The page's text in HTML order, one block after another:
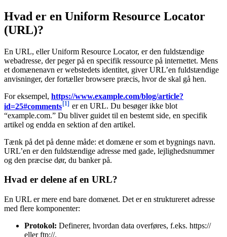
Hvad er en Uniform Resource Locator
(URL)?
En URL, eller Uniform Resource Locator, er den fuldstændige
webadresse, der peger på en specifik ressource på internettet. Mens
et domænenavn er webstedets identitet, giver URL’en fuldstændige
anvisninger, der fortæller browsere præcis, hvor de skal gå hen.
For eksempel, https://www.example.com/blog/article?
id=25#comments [1]
er en URL. Du besøger ikke blot
“example.com.” Du bliver guidet til en bestemt side, en specifik
artikel og endda en sektion af den artikel.
Tænk på det på denne måde: et domæne er som et bygnings navn.
URL’en er den fuldstændige adresse med gade, lejlighedsnummer
og den præcise dør, du banker på.
Hvad er delene af en URL?
En URL er mere end bare domænet. Det er en struktureret adresse
med flere komponenter:
Protokol: Definerer, hvordan data overføres, f.eks. https://
eller ftp://.